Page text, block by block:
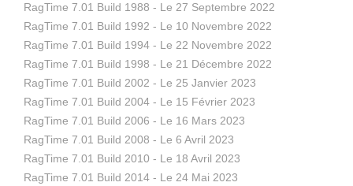
RagTime 7.01 Build 1988 - Le 27 Septembre 2022
RagTime 7.01 Build 1992 - Le 10 Novembre 2022
RagTime 7.01 Build 1994 - Le 22 Novembre 2022
RagTime 7.01 Build 1998 - Le 21 Décembre 2022
RagTime 7.01 Build 2002 - Le 25 Janvier 2023
RagTime 7.01 Build 2004 - Le 15 Février 2023
RagTime 7.01 Build 2006 - Le 16 Mars 2023
RagTime 7.01 Build 2008 - Le 6 Avril 2023
RagTime 7.01 Build 2010 - Le 18 Avril 2023
RagTime 7.01 Build 2014 - Le 24 Mai 2023